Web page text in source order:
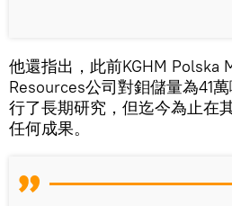
他還指出，此前KGHM Polska
Resources公司對鉬儲量為41
行了長期研究，但迄今為止在
任何成果。